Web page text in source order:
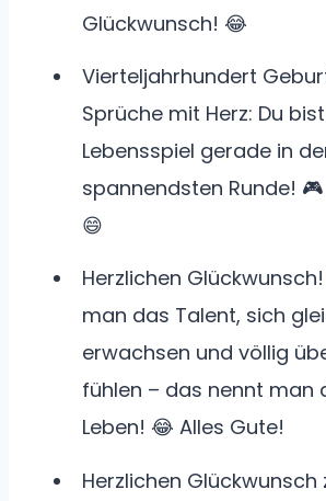
Glückwunsch! 😂
Vierteljahrhundert
Sprüche mit Herz: Du
Lebensspiel gerade in
spannendsten Runde! 🎮
😄
Herzlichen
man das Talent, sich
erwachsen und völlig
fühlen – das nennt man
Leben! 😂 Alles Gute!
Herzlichen Glückwunsch